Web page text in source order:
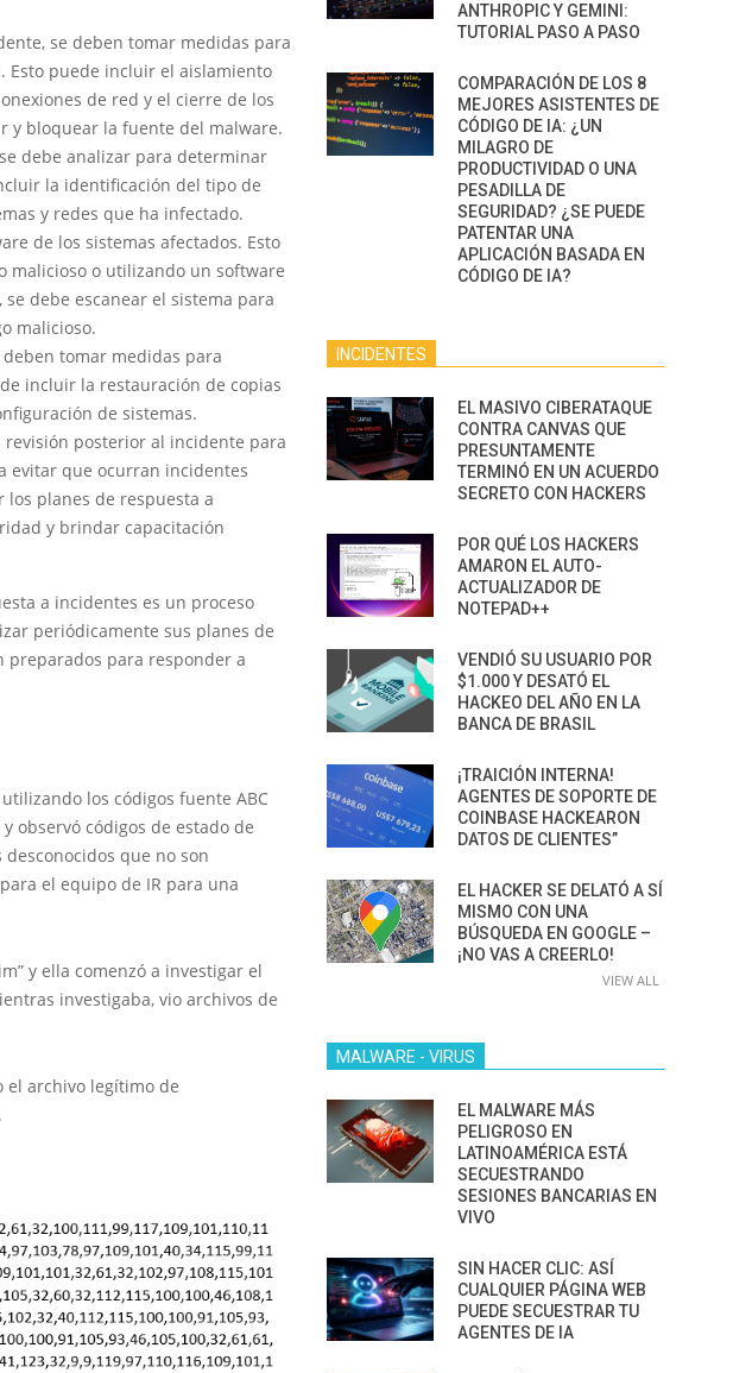
se deben tomar medidas para
Esto puede incluir el aislamiento
de red y el cierre de los
y bloquear la fuente del malware.
debe analizar para determinar
la identificación del tipo de
y redes que ha infectado.
de los sistemas afectados. Esto
malicioso o utilizando un software
debe escanear el sistema para
malicioso.
tomar medidas para
incluir la restauración de copias
de sistemas.
posterior al incidente para
evitar que ocurran incidentes
planes de respuesta a
y brindar capacitación
a incidentes es un proceso
periódicamente sus planes de
preparados para responder a
los códigos fuente ABC
observó códigos de estado de
desconocidos que no son
el equipo de IR para una
y ella comenzó a investigar el
investigaba, vio archivos de
el archivo legítimo de
ANTHROPIC Y GEMINI:
TUTORIAL PASO A PASO
COMPARACIÓN DE LOS 8
MEJORES ASISTENTES DE
CÓDIGO DE IA: ¿UN
MILAGRO DE
PRODUCTIVIDAD O UNA
PESADILLA DE
SEGURIDAD? ¿SE PUEDE
PATENTAR UNA
APLICACIÓN BASADA EN
CÓDIGO DE IA?
INCIDENTES
EL MASIVO CIBERATAQUE
CONTRA CANVAS QUE
PRESUNTAMENTE
TERMINÓ EN UN ACUERDO
SECRETO CON HACKERS
POR QUÉ LOS HACKERS
AMARON EL AUTO-
ACTUALIZADOR DE
NOTEPAD++
VENDIÓ SU USUARIO POR
$1.000 Y DESATÓ EL
HACKEO DEL AÑO EN LA
BANCA DE BRASIL
¡TRAICIÓN INTERNA!
AGENTES DE SOPORTE DE
COINBASE HACKEARON
DATOS DE CLIENTES”
EL HACKER SE DELATÓ A SÍ
MISMO CON UNA
BÚSQUEDA EN GOOGLE –
¡NO VAS A CREERLO!
VIEW ALL
MALWARE - VIRUS
EL MALWARE MÁS
PELIGROSO EN
LATINOAMÉRICA ESTÁ
SECUESTRANDO
SESIONES BANCARIAS EN
VIVO
SIN HACER CLIC: ASÍ
CUALQUIER PÁGINA WEB
PUEDE SECUESTRAR TU
AGENTES DE IA